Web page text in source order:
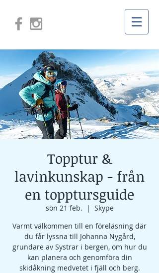
Topptur &
lavinkunskap - från
en topptursguide
sön 21 feb.
  |
Skype
Varmt välkommen till en föreläsning där
du får lyssna till Johanna Nygård,
grundare av Systrar i bergen, om hur du
kan planera och genomföra din
skidåkning medvetet i fjäll och berg.